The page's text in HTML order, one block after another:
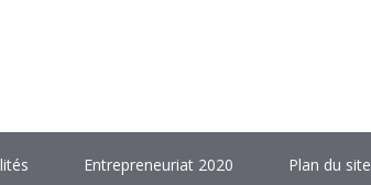
Entrepreneuriat 2020 Plan du site